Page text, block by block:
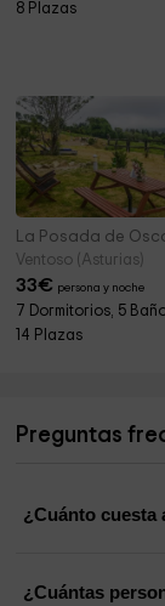
8 Plazas
La Posada de
Ventoso (Asturias)
33€ persona y noche
7 Dormitorios, 5
14 Plazas
Preguntas
¿Cuánto cuesta
¿Cuántas